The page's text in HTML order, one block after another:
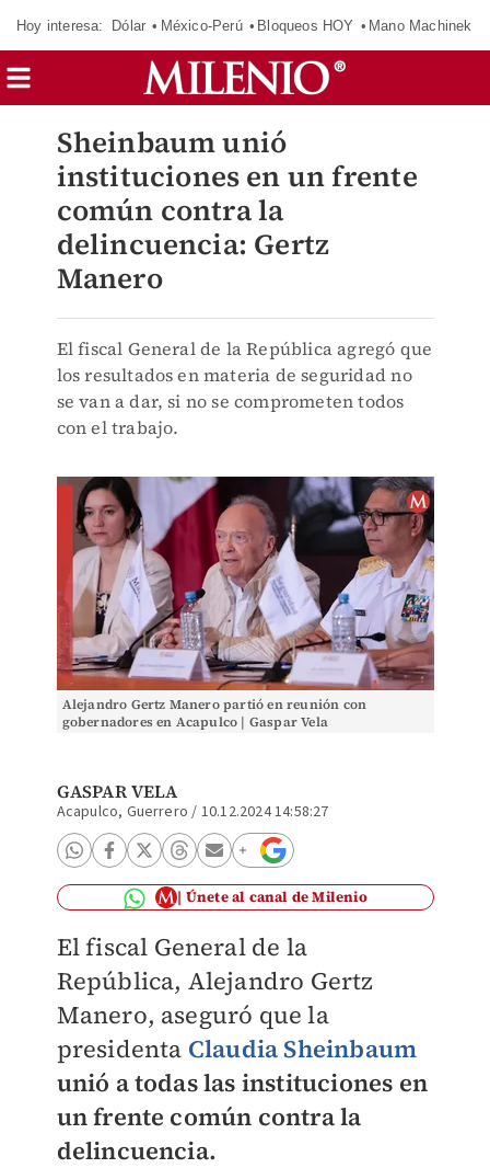
Hoy interesa: Dólar México-Perú Bloqueos HOY Mano Machinek
Sheinbaum unió
instituciones en un frente
común contra la
delincuencia: Gertz
Manero
El fiscal General de la República agregó que
los resultados en materia de seguridad no
se van a dar, si no se comprometen todos
con el trabajo.
Alejandro Gertz Manero partió en reunión con
gobernadores en Acapulco | Gaspar Vela
GASPAR VELA
Acapulco, Guerrero / 10.12.2024 14:58:27
Únete al canal de Milenio
El fiscal General de la
República, Alejandro Gertz
Manero, aseguró que la
presidenta Claudia Sheinbaum
unió a todas las instituciones en
un frente común contra la
delincuencia.